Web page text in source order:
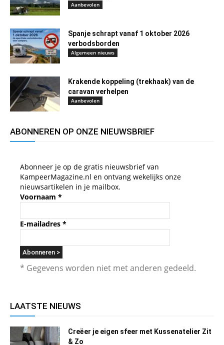
Aanbevolen
Spanje schrapt vanaf 1 oktober 2026
verbodsborden
Algemeen nieuws
Krakende koppeling (trekhaak) van de
caravan verhelpen
Aanbevolen
ABONNEREN OP ONZE NIEUWSBRIEF
Abonneer je op de gratis nieuwsbrief van
KampeerMagazine.nl en ontvang wekelijks onze
nieuwsartikelen in je mailbox.
Voornaam *
E-mailadres *
* Gegevens worden niet met anderen gedeeld.
LAATSTE NIEUWS
Creëer je eigen sfeer met Kussenatelier Zit
& Zo